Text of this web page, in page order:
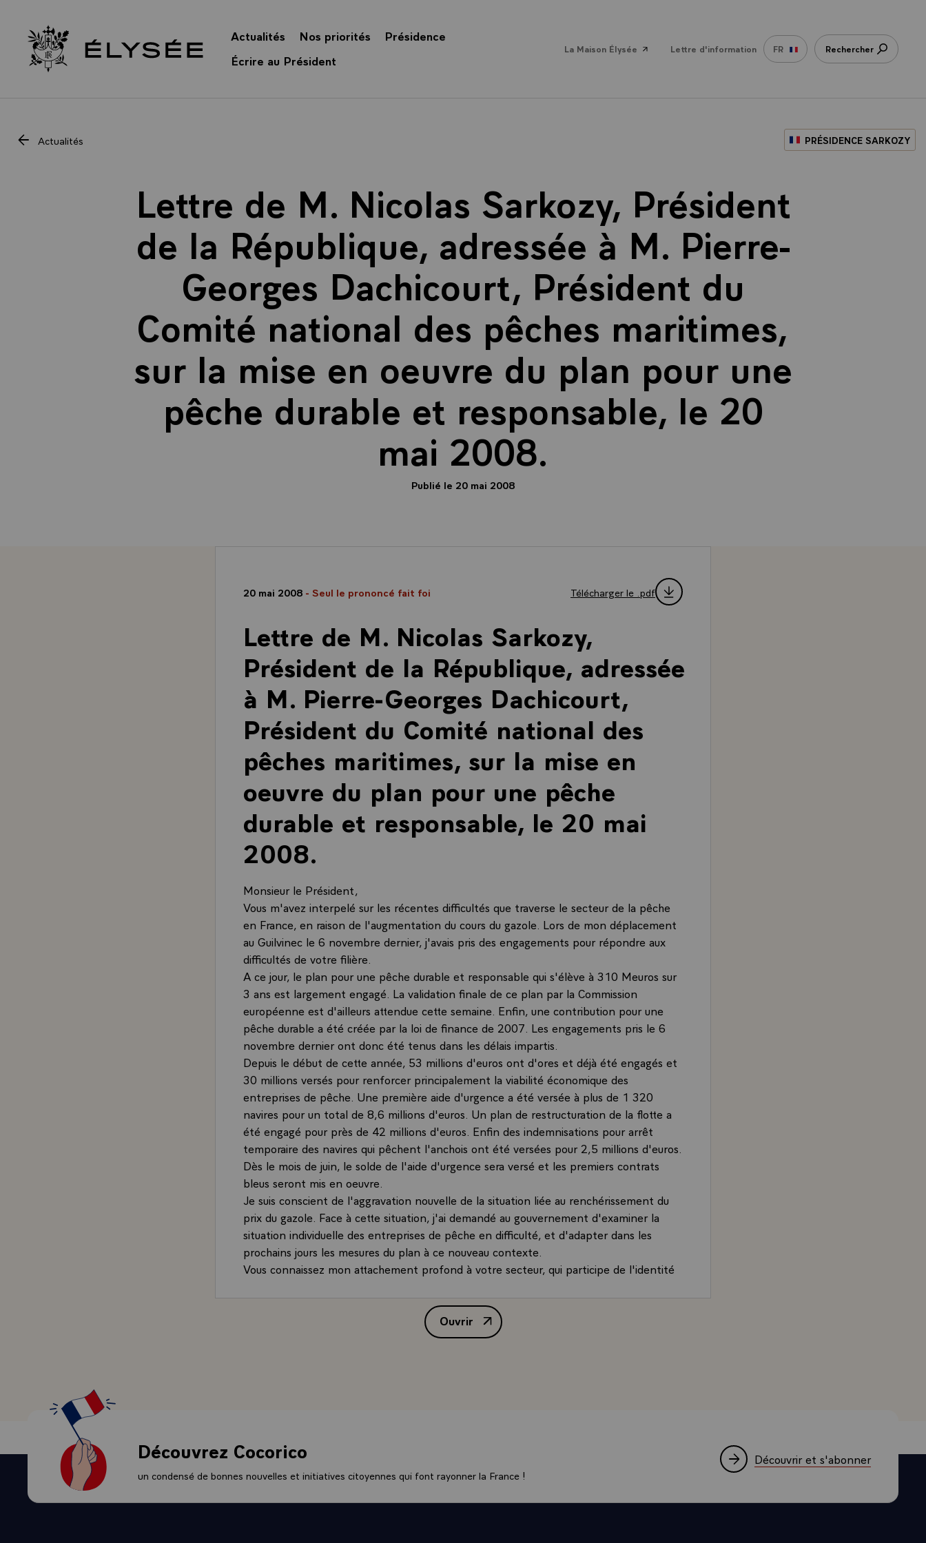
Retour à l’accueil Élysée
Actualités Nos priorités
Présidence
Écrire au Président
La Maison Élysée Lettre d'information FR Rechercher
Actualités PRÉSIDENCE SARKOZY
Lettre de M. Nicolas Sarkozy, Président
de la République, adressée à M. Pierre-
Georges Dachicourt, Président du
Comité national des pêches maritimes,
sur la mise en oeuvre du plan pour une
pêche durable et responsable, le 20
mai 2008.
Publié le 20 mai 2008
20 mai 2008 - Seul le prononcé fait foi Télécharger le .pdf
Lettre de M. Nicolas Sarkozy,
Président de la République, adressée
à M. Pierre-Georges Dachicourt,
Président du Comité national des
pêches maritimes, sur la mise en
oeuvre du plan pour une pêche
durable et responsable, le 20 mai
2008.
Monsieur le Président,
Vous m'avez interpelé sur les récentes difficultés que traverse le secteur de la pêche
en France, en raison de l'augmentation du cours du gazole. Lors de mon déplacement
au Guilvinec le 6 novembre dernier, j'avais pris des engagements pour répondre aux
difficultés de votre filière.
A ce jour, le plan pour une pêche durable et responsable qui s'élève à 310 Meuros sur
3 ans est largement engagé. La validation finale de ce plan par la Commission
européenne est d'ailleurs attendue cette semaine. Enfin, une contribution pour une
pêche durable a été créée par la loi de finance de 2007. Les engagements pris le 6
novembre dernier ont donc été tenus dans les délais impartis.
Depuis le début de cette année, 53 millions d'euros ont d'ores et déjà été engagés et
30 millions versés pour renforcer principalement la viabilité économique des
entreprises de pêche. Une première aide d'urgence a été versée à plus de 1 320
navires pour un total de 8,6 millions d'euros. Un plan de restructuration de la flotte a
été engagé pour près de 42 millions d'euros. Enfin des indemnisations pour arrêt
temporaire des navires qui pêchent l'anchois ont été versées pour 2,5 millions d'euros.
Dès le mois de juin, le solde de l'aide d'urgence sera versé et les premiers contrats
bleus seront mis en oeuvre.
Je suis conscient de l'aggravation nouvelle de la situation liée au renchérissement du
prix du gazole. Face à cette situation, j'ai demandé au gouvernement d'examiner la
situation individuelle des entreprises de pêche en difficulté, et d'adapter dans les
prochains jours les mesures du plan à ce nouveau contexte.
Vous connaissez mon attachement profond à votre secteur, qui participe de l'identité
détermination pour défendre les intérêts de ce secteur essentiel à l'économie de
Je vous prie de croire, Monsieur le Président, en l'assurance de mes sentiments les
Ouvrir
Lettre de M. Nicolas Sarkozy, Président de la République, adressée à M. Pierre-
Découvrez Cocorico
un condensé de bonnes nouvelles et initiatives citoyennes qui font rayonner la France !
Découvrir et s'abonner